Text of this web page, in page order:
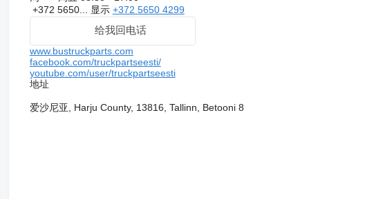
+372 5650... 显示 +372 5650 4299
给我回电话
www.bustruckparts.com
facebook.com/truckpartseesti/
youtube.com/user/truckpartseesti
地址
爱沙尼亚, Harju County, 13816, Tallinn, Betooni 8